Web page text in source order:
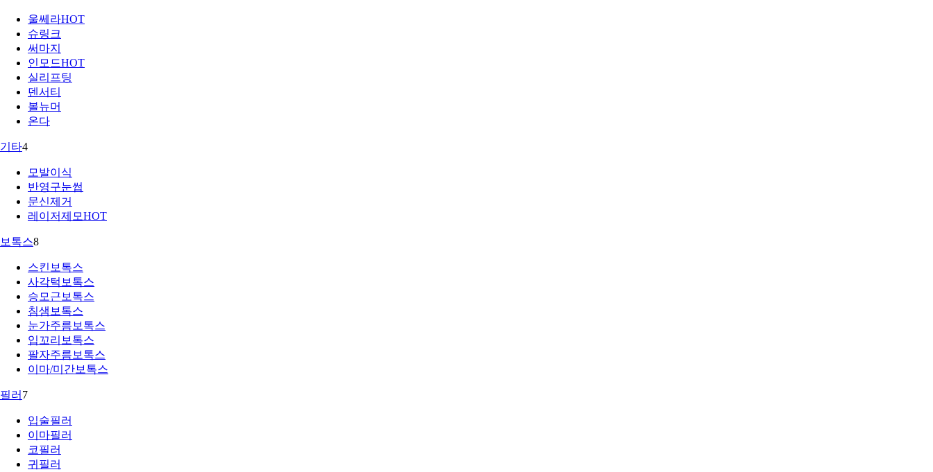
울쎄라HOT
슈링크
써마지
인모드HOT
실리프팅
덴서티
볼뉴머
온다
기타4
모발이식
반영구눈썹
문신제거
레이저제모HOT
보톡스8
스킨보톡스
사각턱보톡스
승모근보톡스
침샘보톡스
눈가주름보톡스
입꼬리보톡스
팔자주름보톡스
이마/미간보톡스
필러 7
입술필러
이마필러
코필러
귀필러